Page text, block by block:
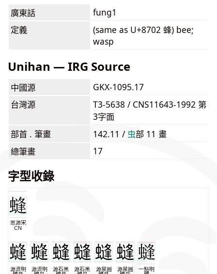
廣東話
fung1
定義
(same as U+8702 蜂) bee;
wasp
Unihan — IRG Source
中國源
GKX-1095.17
台灣源
T3-5638 / CNS11643-1992 第
3字面
部首 . 筆畫
142.11 / ⾍部 11 畫
總筆畫
17
字型收錄
思源宋
CN
源流明
源流明
源石黑
源石黑
源泉圓
源泉圓
一點明